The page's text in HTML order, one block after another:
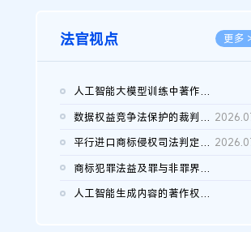
法官视点 更多
人工智能大模型训练中著作权的合理使用
数据权益竞争法保护的裁判路径构建
平行进口商标侵权司法判定规则的困境与纾解
商标犯罪法益及罪与非罪界限研究
人工智能生成内容的著作权司法认定：演进逻辑、现实困境与规则建...